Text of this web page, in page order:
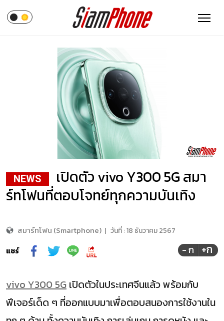
NEWS
เปิดตัว vivo Y300 5G สมา
ร์ทโฟนที่ตอบโจทย์ทุกความบันเทิง
สมาร์ทโฟน (Smartphone) | วันที่ :18 ธันวาคม 2567
แชร์
- ก +ก
vivo Y300 5G เปิดตัวในประเทศจีนแล้ว พร้อมกับ
ฟีเจอร์เด็ด ๆ ที่ออกแบบมาเพื่อตอบสนองการใช้งานใน